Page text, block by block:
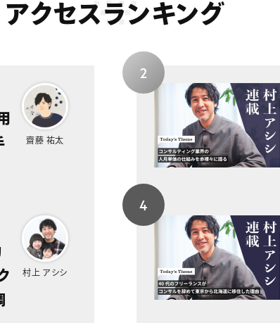
アクセスランキング
齋藤 祐太
村上 アシシ